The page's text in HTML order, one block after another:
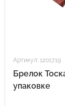
Артикул: 12017.19
Брелок
упаковке